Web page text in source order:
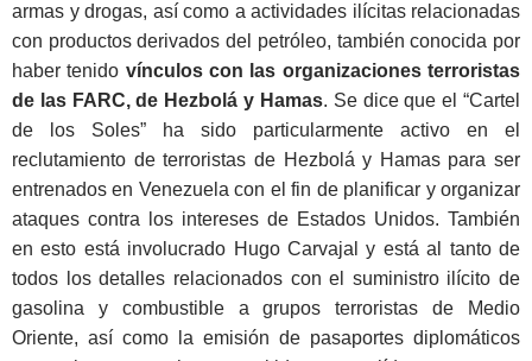
armas y drogas, así como a actividades ilícitas relacionadas
con productos derivados del petróleo, también conocida por
haber tenido vínculos con las organizaciones terroristas
de las FARC, de Hezbolá y Hamas. Se dice que el “Cartel
de los Soles” ha sido particularmente activo en el
reclutamiento de terroristas de Hezbolá y Hamas para ser
entrenados en Venezuela con el fin de planificar y organizar
ataques contra los intereses de Estados Unidos. También
en esto está involucrado Hugo Carvajal y está al tanto de
todos los detalles relacionados con el suministro ilícito de
gasolina y combustible a grupos terroristas de Medio
Oriente, así como la emisión de pasaportes diplomáticos